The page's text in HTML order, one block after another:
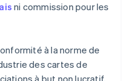
ni commission pour les
à la norme de
des cartes de